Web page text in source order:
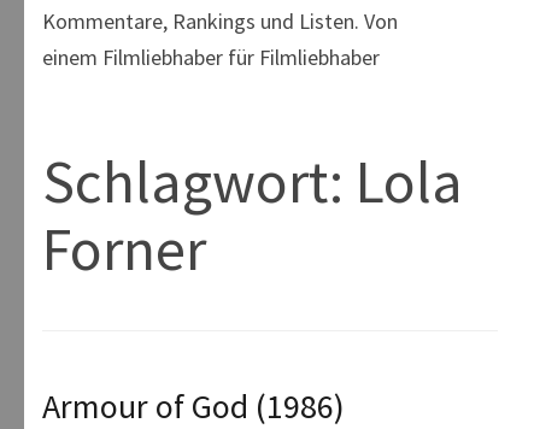
Kommentare, Rankings und Listen. Von
einem Filmliebhaber für Filmliebhaber
Schlagwort: Lola
Forner
Armour of God (1986)